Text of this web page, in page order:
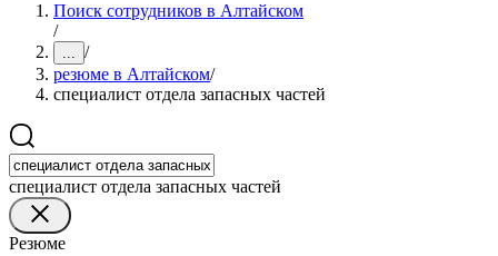
Поиск сотрудников в Алтайском
/
... /
резюме в Алтайском/
специалист отдела запасных частей
специалист отдела запасных частей
Резюме